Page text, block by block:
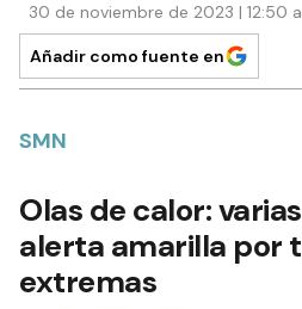
30 de noviembre de 2023 | 12:50
Añadir como fuente en
SMN
Olas de calor:
alerta amarilla por
extremas